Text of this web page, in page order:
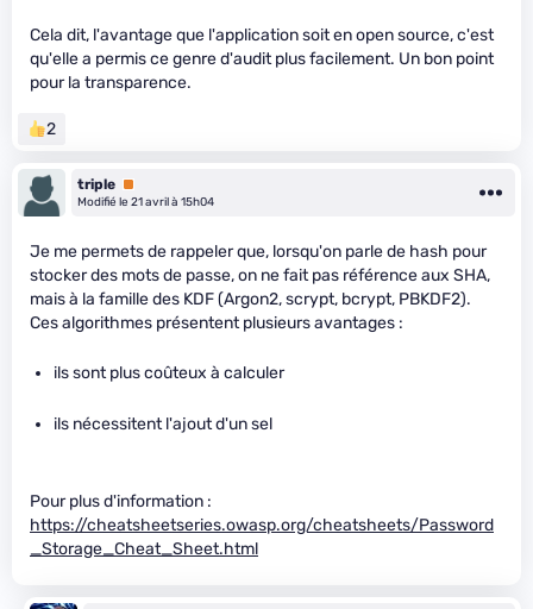
Cela dit, l'avantage que l'application soit en open source, c'est
qu'elle a permis ce genre d'audit plus facilement. Un bon point
pour la transparence.
2
triple Premium
Modifié le 21 avril à 15h04
Je me permets de rappeler que, lorsqu'on parle de hash pour
stocker des mots de passe, on ne fait pas référence aux SHA,
mais à la famille des KDF (Argon2, scrypt, bcrypt, PBKDF2).
Ces algorithmes présentent plusieurs avantages :
ils sont plus coûteux à calculer
ils nécessitent l'ajout d'un sel
Pour plus d'information :
https://cheatsheetseries.owasp.org/cheatsheets/Password
_Storage_Cheat_Sheet.html